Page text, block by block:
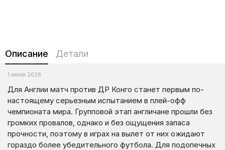
Описание Детали
1 июля 2026
Для Англии матч против ДР Конго станет первым по-
настоящему серьезным испытанием в плей-офф
чемпионата мира. Групповой этап англичане прошли без
громких провалов, однако и без ощущения запаса
прочности, поэтому в играх на вылет от них ожидают
гораздо более убедительного футбола. Для подопечных